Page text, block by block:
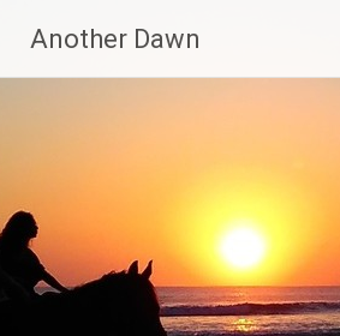
content
Another Dawn